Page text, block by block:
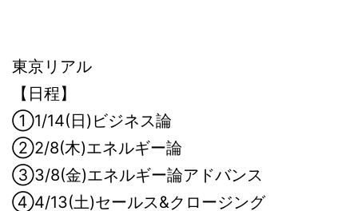
東京リアル
【日程】
①1/14(日)ビジネス論
②2/8(木)エネルギー論
③3/8(金)エネルギー論アドバンス
④4/13(土)セールス&クロージング